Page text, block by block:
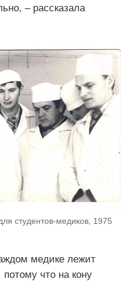
– рассказала
студентов-медиков, 1975
медике лежит
потому что на кону